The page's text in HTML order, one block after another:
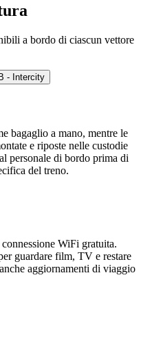
a bordo di ciascun vettore
- Intercity
bagaglio a mano, mentre le
e riposte nelle custodie
personale di bordo prima di
del treno.
WiFi gratuita.
guardare film, TV e restare
aggiornamenti di viaggio